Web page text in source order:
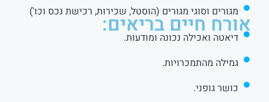
מגורים וסוגי מגורים (הוסטל, שכירות, רכישת נכס וכו')
אורח חיים בריאים:
דיאטה ואכילה נכונה ומודעות.
גמילה מהתמכרויות.
כושר גופני.